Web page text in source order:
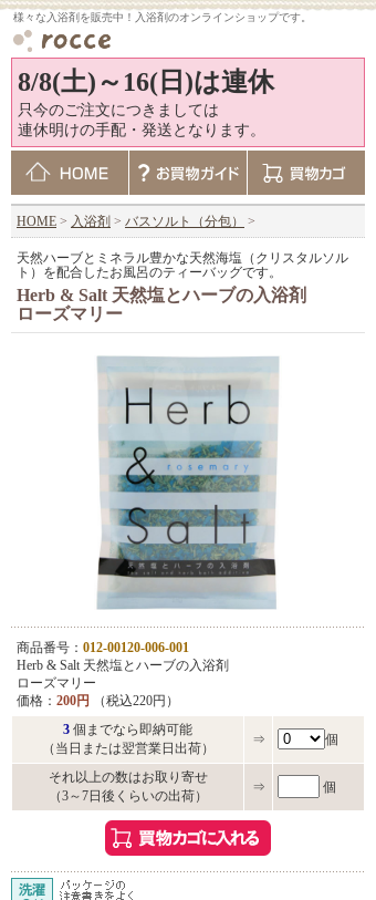
様々な入浴剤を販売中！入浴剤のオンラインショップです。
8/8(土)～16(日)は連休
只今のご注文につきましては
連休明けの手配・発送となります。
HOME > 入浴剤 > バスソルト（分包） >
天然ハーブとミネラル豊かな天然海塩（クリスタルソル
ト）を配合したお風呂のティーバッグです。
Herb & Salt 天然塩とハーブの入浴剤
ローズマリー
商品番号： 012-00120-006-001
Herb & Salt 天然塩とハーブの入浴剤
ローズマリー
価格： 200円
（税込220円）
3 個までなら即納可能
（当日または翌営業日出荷）
⇒ 個
それ以上の数はお取り寄せ
（3～7日後くらいの出荷）
⇒ 個